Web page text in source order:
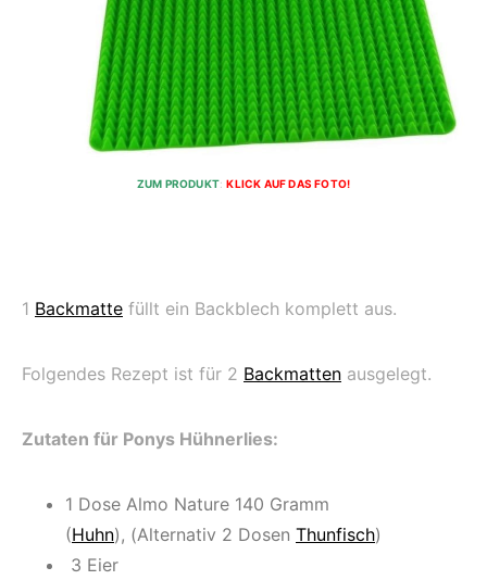
ZUM PRODUKT:KLICK AUF DAS FOTO!
1 Backmatte füllt ein Backblech komplett aus.
Folgendes Rezept ist für 2 Backmatten ausgelegt.
Zutaten für Ponys Hühnerlies:
1 Dose Almo Nature 140 Gramm
(Huhn), (Alternativ 2 Dosen Thunfisch)
3 Eier